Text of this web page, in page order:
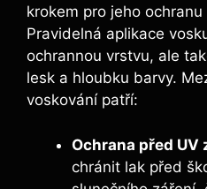
krokem pro jeho
Pravidelná aplikace
ochrannou vrstvu, ale
lesk a hloubku barvy.
voskování patří:
Ochrana před UV
chránit lak před